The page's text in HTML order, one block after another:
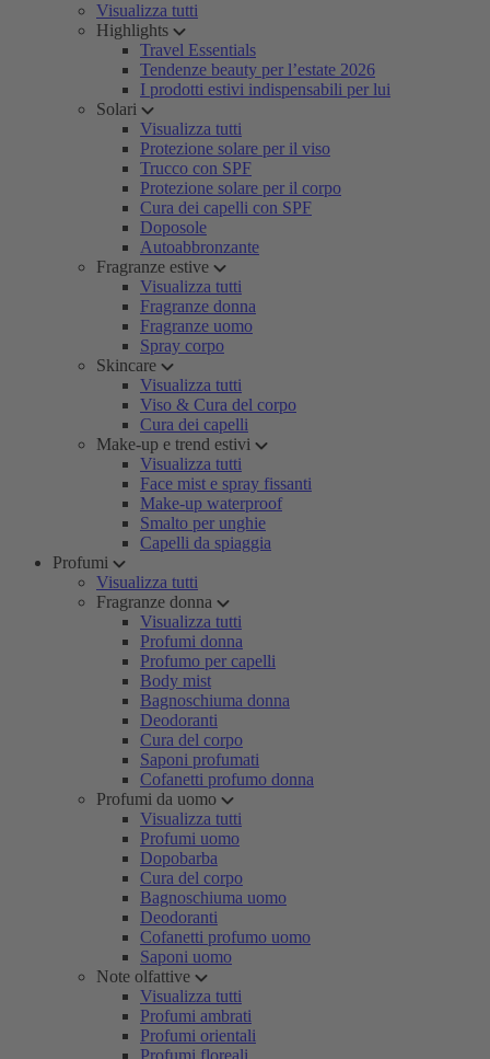
Visualizza tutti
Highlights
Travel Essentials
Tendenze beauty per l’estate 2026
I prodotti estivi indispensabili per lui
Solari
Visualizza tutti
Protezione solare per il viso
Trucco con SPF
Protezione solare per il corpo
Cura dei capelli con SPF
Doposole
Autoabbronzante
Fragranze estive
Visualizza tutti
Fragranze donna
Fragranze uomo
Spray corpo
Skincare
Visualizza tutti
Viso & Cura del corpo
Cura dei capelli
Make-up e trend estivi
Visualizza tutti
Face mist e spray fissanti
Make-up waterproof
Smalto per unghie
Capelli da spiaggia
Profumi
Visualizza tutti
Fragranze donna
Visualizza tutti
Profumi donna
Profumo per capelli
Body mist
Bagnoschiuma donna
Deodoranti
Cura del corpo
Saponi profumati
Cofanetti profumo donna
Profumi da uomo
Visualizza tutti
Profumi uomo
Dopobarba
Cura del corpo
Bagnoschiuma uomo
Deodoranti
Cofanetti profumo uomo
Saponi uomo
Note olfattive
Visualizza tutti
Profumi ambrati
Profumi orientali
Profumi floreali